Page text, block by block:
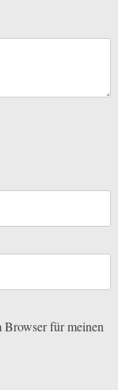
für meinen